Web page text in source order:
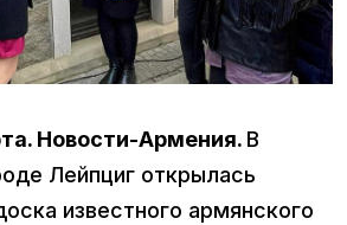
Новости-Армения. В
Лейпциг открылась
известного армянского